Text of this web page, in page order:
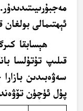
ئېھتىمالى بولغان
قىلىپ تۇتۇلسا
سەۋەبىدىن
پۇل ئۈچۈن